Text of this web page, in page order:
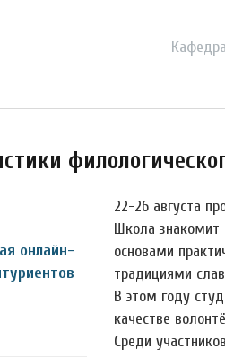
Кафедра
онлайн-
22-26 августа
Школа знакомит
основами
традициями
В этом году
качестве
Среди